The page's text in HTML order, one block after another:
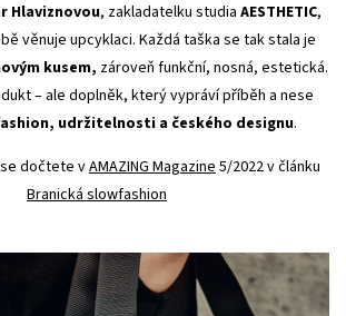
Hlaviznovou, zakladatelku studia AESTHETIC,
věnuje upcyklaci. Každá taška se tak stala je
kusem, zároveň funkční, nosná, estetická.
– ale doplněk, který vypráví příběh a nese
udržitelnosti a českého designu.
dočtete vAMAZING Magazine5/2022 v článku
Branická slowfashion